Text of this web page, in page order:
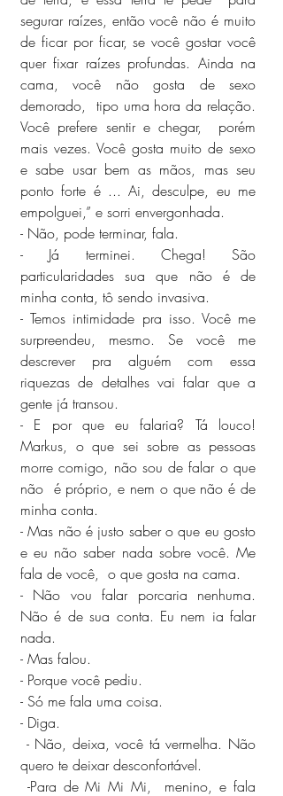
segurar raízes, então você não é muito
de ficar por ficar, se você gostar você
quer fixar raízes profundas. Ainda na
cama, você não gosta de sexo
demorado,  tipo uma hora da relação.
Você prefere sentir e chegar,  porém
mais vezes. Você gosta muito de sexo
e sabe usar bem as mãos, mas seu
ponto forte é ... Ai, desculpe, eu me
empolguei,” e sorri envergonhada.
- Não, pode terminar, fala.
- Já terminei. Chega! São
particularidades sua que não é de
minha conta, tô sendo invasiva.
- Temos intimidade pra isso. Você me
surpreendeu, mesmo. Se você me
descrever pra alguém com essa
riquezas de detalhes vai falar que a
gente já transou.
- E por que eu falaria? Tá louco!
Markus, o que sei sobre as pessoas
morre comigo, não sou de falar o que
não  é próprio, e nem o que não é de
minha conta.
- Mas não é justo saber o que eu gosto
e eu não saber nada sobre você. Me
fala de você,  o que gosta na cama.
- Não vou falar porcaria nenhuma.
Não é de sua conta. Eu nem ia falar
nada.
- Mas falou.
- Porque você pediu.
- Só me fala uma coisa.
- Diga.
quero te deixar desconfortável.